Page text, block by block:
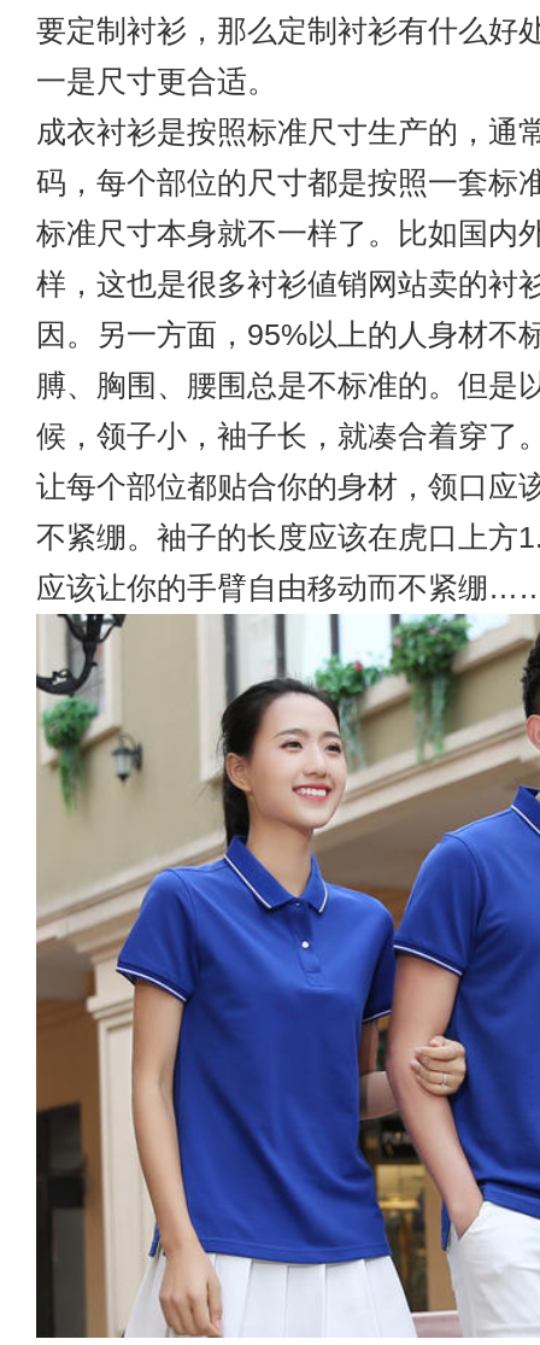
要定制衬衫，那么定制衬衫有什么好
一是尺寸更合适。
成衣衬衫是按照标准尺寸生产的，通
码，每个部位的尺寸都是按照一套标
标准尺寸本身就不一样了。比如国内
样，这也是很多衬衫値销网站卖的衬
因。另一方面，95%以上的人身材不
膊、胸围、腰围总是不标准的。但是
候，领子小，袖子长，就凑合着穿了
让每个部位都贴合你的身材，领口应
不紧绷。袖子的长度应该在虎口上方
应该让你的手臂自由移动而不紧绷